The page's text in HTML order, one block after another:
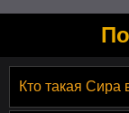
Кто такая Сира